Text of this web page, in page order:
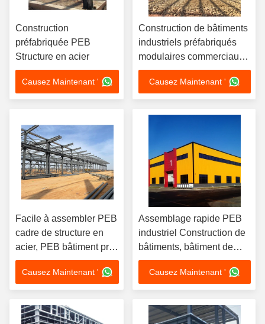
Construction
préfabriquée PEB
Structure en acier
Causez Maintenant '
Construction de bâtiments
industriels préfabriqués
modulaires commerciaux
PEB bâtiments
métalliques entrepôt
Causez Maintenant '
Facile à assembler PEB
cadre de structure en
acier, PEB bâtiment pré-
construit avec joints
boulonnés
Causez Maintenant '
Assemblage rapide PEB
industriel Construction de
bâtiments, bâtiment de
colonnes en acier
préfabriqué
Causez Maintenant '